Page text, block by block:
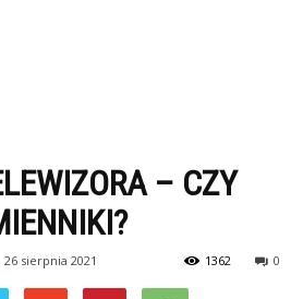
– CZY
26 sierpnia 2021 0
1362